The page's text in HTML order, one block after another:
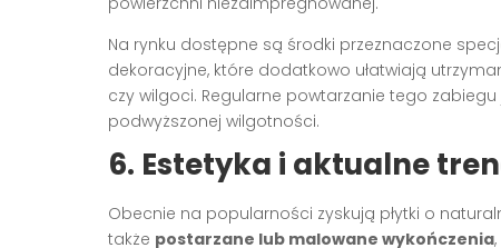
Na rynku dostępne są środki przeznaczone
dekoracyjne, które dodatkowo ułatwiają
czy wilgoci. Regularne powtarzanie tego
podwyższonej wilgotności.
6. Estetyka i aktualne
Obecnie na popularności zyskują płytki o
także postarzane lub malowane wykończenia